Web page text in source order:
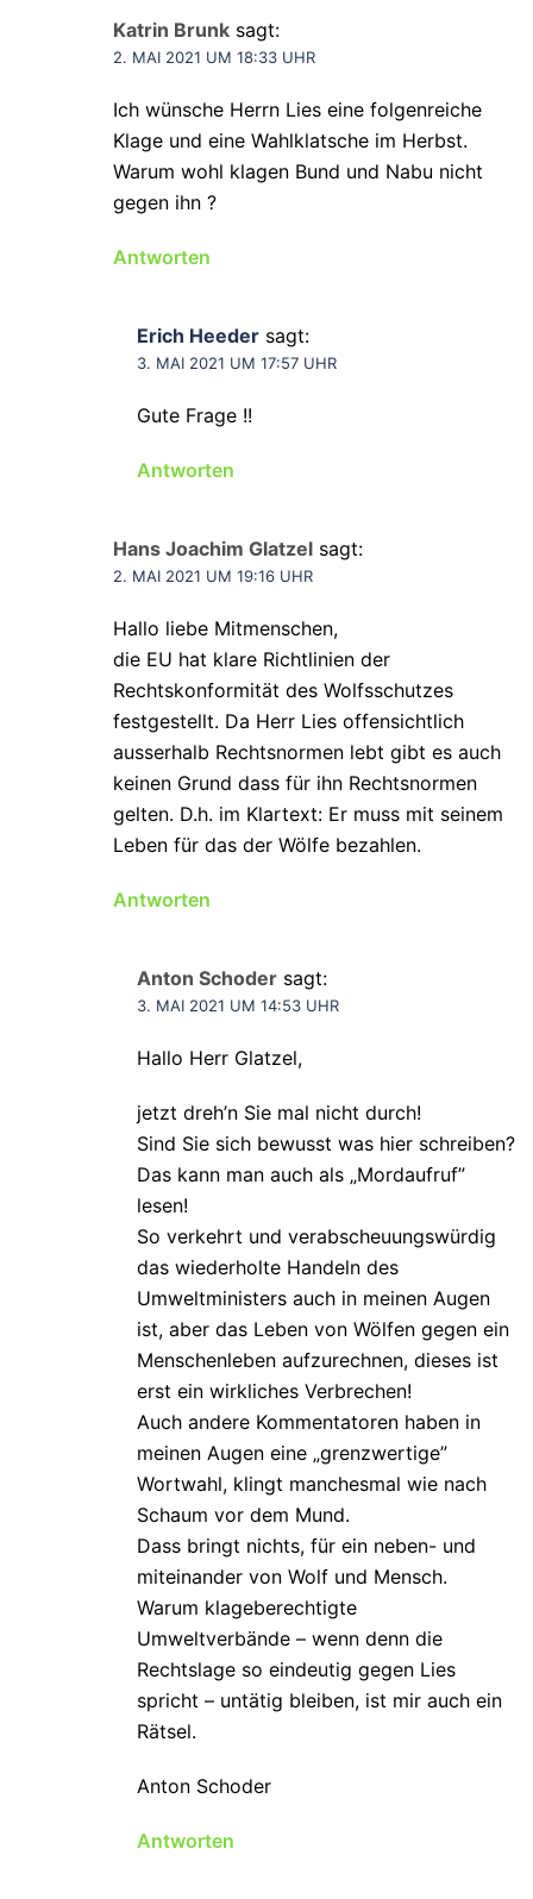
Katrin Brunk sagt:
2. MAI 2021 UM 18:33 UHR
Ich wünsche Herrn Lies eine folgenreiche
Klage und eine Wahlklatsche im Herbst.
Warum wohl klagen Bund und Nabu nicht
gegen ihn ?
Antworten
Erich Heeder sagt:
3. MAI 2021 UM 17:57 UHR
Gute Frage !!
Antworten
Hans Joachim Glatzel sagt:
2. MAI 2021 UM 19:16 UHR
Hallo liebe Mitmenschen,
die EU hat klare Richtlinien der
Rechtskonformität des Wolfsschutzes
festgestellt. Da Herr Lies offensichtlich
ausserhalb Rechtsnormen lebt gibt es auch
keinen Grund dass für ihn Rechtsnormen
gelten. D.h. im Klartext: Er muss mit seinem
Leben für das der Wölfe bezahlen.
Antworten
Anton Schoder sagt:
3. MAI 2021 UM 14:53 UHR
Hallo Herr Glatzel,
jetzt dreh’n Sie mal nicht durch!
Sind Sie sich bewusst was hier schreiben?
Das kann man auch als „Mordaufruf”
lesen!
So verkehrt und verabscheuungswürdig
das wiederholte Handeln des
Umweltministers auch in meinen Augen
ist, aber das Leben von Wölfen gegen ein
Menschenleben aufzurechnen, dieses ist
erst ein wirkliches Verbrechen!
Auch andere Kommentatoren haben in
meinen Augen eine „grenzwertige”
Wortwahl, klingt manchesmal wie nach
Schaum vor dem Mund.
Dass bringt nichts, für ein neben- und
miteinander von Wolf und Mensch.
Warum klageberechtigte
Umweltverbände – wenn denn die
Rechtslage so eindeutig gegen Lies
spricht – untätig bleiben, ist mir auch ein
Rätsel.
Anton Schoder
Antworten